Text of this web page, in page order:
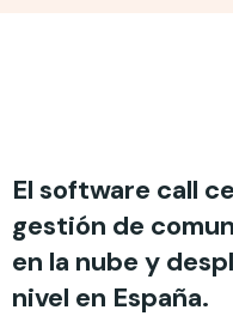
El software call
gestión de
en la nube y
nivel en España.